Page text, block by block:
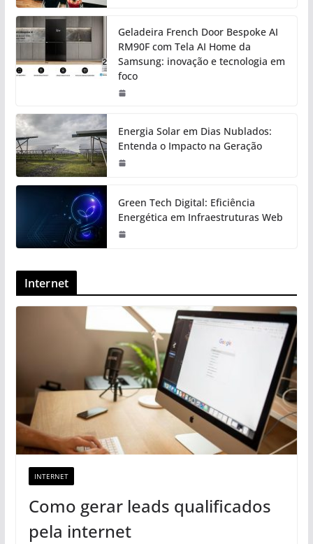
Geladeira French Door Bespoke AI
RM90F com Tela AI Home da
Samsung: inovação e tecnologia em
foco
Energia Solar em Dias Nublados:
Entenda o Impacto na Geração
Green Tech Digital: Eficiência
Energética em Infraestruturas Web
Internet
INTERNET
Como gerar leads qualificados
pela internet